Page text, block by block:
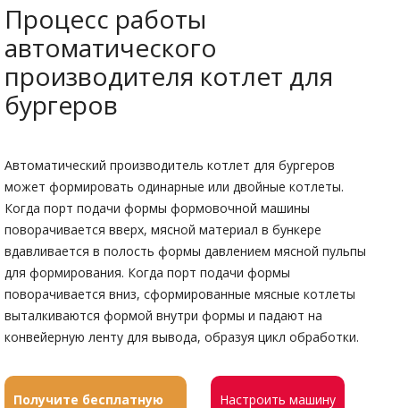
Процесс работы
автоматического
производителя котлет для
бургеров
Автоматический производитель котлет для бургеров
может формировать одинарные или двойные котлеты.
Когда порт подачи формы формовочной машины
поворачивается вверх, мясной материал в бункере
вдавливается в полость формы давлением мясной пульпы
для формирования. Когда порт подачи формы
поворачивается вниз, сформированные мясные котлеты
выталкиваются формой внутри формы и падают на
конвейерную ленту для вывода, образуя цикл обработки.
Получите бесплатную
Настроить машину